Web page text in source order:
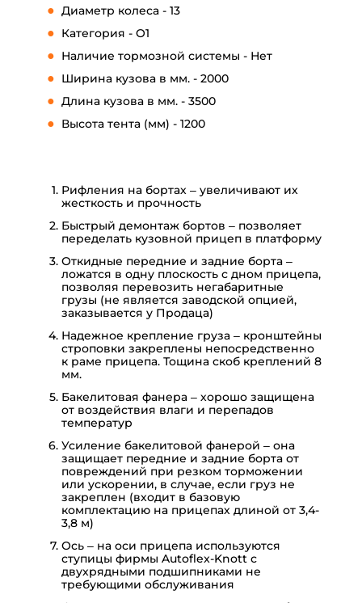
Диаметр колеса - 13
Категория - O1
Наличие тормозной системы - Нет
Ширина кузова в мм. - 2000
Длина кузова в мм. - 3500
Высота тента (мм) - 1200
Рифления на бортах – увеличивают их
жесткость и прочность
Быстрый демонтаж бортов – позволяет
переделать кузовной прицеп в платформу
Откидные передние и задние борта –
ложатся в одну плоскость с дном прицепа,
позволяя перевозить негабаритные
грузы (не является заводской опцией,
заказывается у Продаца)
Надежное крепление груза – кронштейны
строповки закреплены непосредственно
к раме прицепа. Тощина скоб креплений 8
мм.
Бакелитовая фанера – хорошо защищена
от воздействия влаги и перепадов
температур
Усиление бакелитовой фанерой – она
защищает передние и задние борта от
повреждений при резком торможении
или ускорении, в случае, если груз не
закреплен (входит в базовую
комплектацию на прицепах длиной от 3,4-
3,8 м)
Ось – на оси прицепа используются
ступицы фирмы Autoflex-Knott с
двухрядными подшипниками не
требующими обслуживания